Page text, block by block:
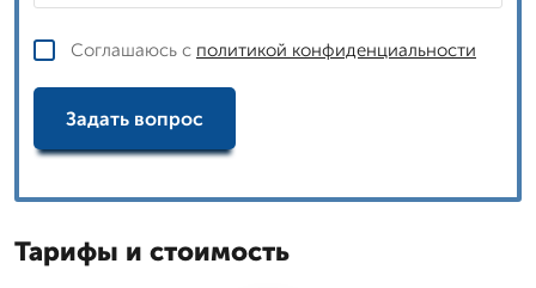
Соглашаюсь с политикой конфиденциальности
Задать вопрос
Тарифы и стоимость